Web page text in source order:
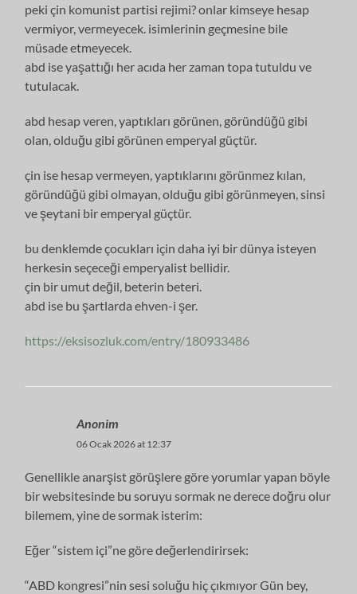
peki çin komunist partisi rejimi? onlar kimseye hesap
vermiyor, vermeyecek. isimlerinin geçmesine bile
müsade etmeyecek.
abd ise yaşattığı her acıda her zaman topa tutuldu ve
tutulacak.
abd hesap veren, yaptıkları görünen, göründüğü gibi
olan, olduğu gibi görünen emperyal güçtür.
çin ise hesap vermeyen, yaptıklarını görünmez kılan,
göründüğü gibi olmayan, olduğu gibi görünmeyen, sinsi
ve şeytani bir emperyal güçtür.
bu denklemde çocukları için daha iyi bir dünya isteyen
herkesin seçeceği emperyalist bellidir.
çin bir umut değil, beterin beteri.
abd ise bu şartlarda ehven-i şer.
https://eksisozluk.com/entry/180933486
Anonim
06 Ocak 2026 at 12:37
Genellikle anarşist görüşlere göre yorumlar yapan böyle
bir websitesinde bu soruyu sormak ne derece doğru olur
bilemem, yine de sormak isterim:
Eğer “sistem içi”ne göre değerlendirirsek:
“ABD kongresi”nin sesi soluğu hiç çıkmıyor Gün bey,